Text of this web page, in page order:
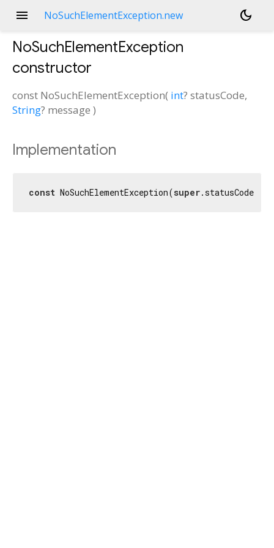
menu NoSuchElementException.new dark_mode
NoSuchElementException
constructor
const NoSuchElementException( int? statusCode,
String? message )
Implementation
const NoSuchElementException(super.statusCode,